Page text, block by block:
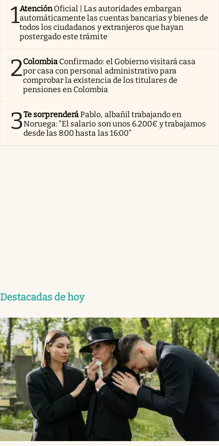
1AtenciónOficial | Las autoridades embargan
automáticamente las cuentas bancarias y bienes de
todos los ciudadanos y extranjeros que hayan
postergado este trámite
2Colombia Confirmado: el Gobierno visitará casa
por casa con personal administrativo para
comprobar la existencia de los titulares de
pensiones en Colombia
3Te sorprenderáPablo, albañil trabajando en
Noruega: “El salario son unos 6.200€ y trabajamos
desde las 8:00 hasta las 16:00”
Destacadas de hoy